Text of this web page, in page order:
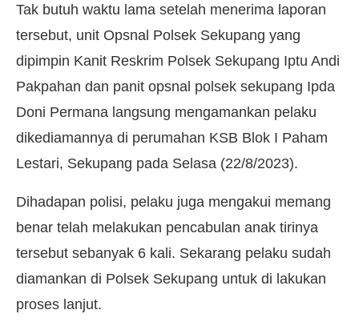
Tak butuh waktu lama setelah menerima laporan
tersebut, unit Opsnal Polsek Sekupang yang
dipimpin Kanit Reskrim Polsek Sekupang Iptu Andi
Pakpahan dan panit opsnal polsek sekupang Ipda
Doni Permana langsung mengamankan pelaku
dikediamannya di perumahan KSB Blok I Paham
Lestari, Sekupang pada Selasa (22/8/2023).
Dihadapan polisi, pelaku juga mengakui memang
benar telah melakukan pencabulan anak tirinya
tersebut sebanyak 6 kali. Sekarang pelaku sudah
diamankan di Polsek Sekupang untuk di lakukan
proses lanjut.